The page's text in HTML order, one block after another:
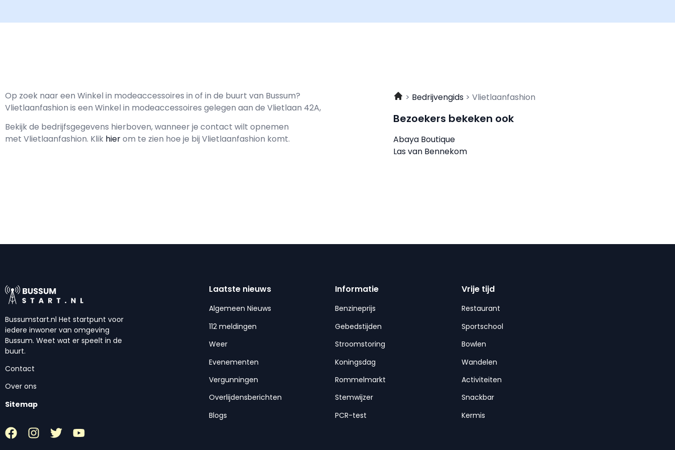
Op zoek naar een Winkel in modeaccessoires in of in de buurt van Bussum?
Vlietlaanfashion is een Winkel in modeaccessoires gelegen aan de Vlietlaan 42A,
Bekijk de bedrijfsgegevens hierboven, wanneer je contact wilt opnemen
met Vlietlaanfashion. Klik hierom te zien hoe je bij Vlietlaanfashion komt.
Bedrijvengids Vlietlaanfashion
Bezoekers bekeken ook
Abaya Boutique
Las van Bennekom
Bussumstart.nl Het startpunt voor
iedere inwoner van omgeving
Bussum. Weet wat er speelt in de
buurt.
Contact
Over ons
Sitemap
Laatste nieuws
Algemeen Nieuws
112 meldingen
Weer
Evenementen
Vergunningen
Overlijdensberichten
Blogs
Informatie
Benzineprijs
Gebedstijden
Stroomstoring
Koningsdag
Rommelmarkt
Stemwijzer
PCR-test
Vrije tijd
Restaurant
Sportschool
Bowlen
Wandelen
Activiteiten
Snackbar
Kermis